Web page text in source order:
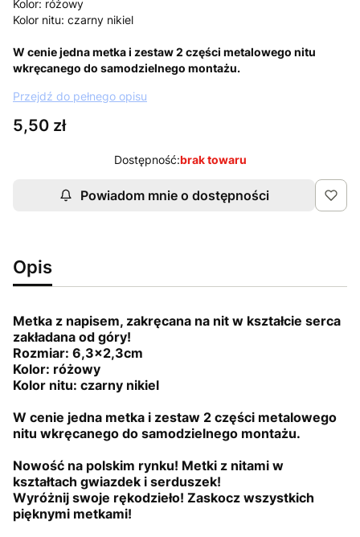
Kolor: różowy
Kolor nitu: czarny nikiel
W cenie jedna metka i zestaw 2 części metalowego nitu
wkręcanego do samodzielnego montażu.
Przejdź do pełnego opisu
Cena
5,50 zł
Dostępność:brak towaru
Powiadom mnie o dostępności
Opis
Metka z napisem, zakręcana na nit w kształcie serca
zakładana od góry!
Rozmiar: 6,3x2,3cm
Kolor: różowy
Kolor nitu: czarny nikiel
W cenie jedna metka i zestaw 2 części metalowego
nitu wkręcanego do samodzielnego montażu.
Nowość na polskim rynku! Metki z nitami w
kształtach gwiazdek i serduszek!
Wyróżnij swoje rękodzieło! Zaskocz wszystkich
pięknymi metkami!